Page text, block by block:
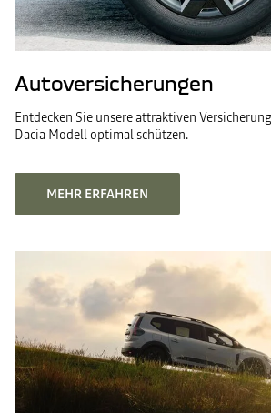
Autoversicherungen
Entdecken Sie unsere attraktiven
Dacia Modell optimal schützen. ​
MEHR ERFAHREN